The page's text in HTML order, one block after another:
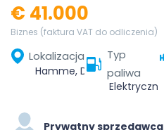
€ 41.000
Biznes (faktura VAT do odliczenia)
Lokalizacja
Hamme, Dendermonde, Oost-Vlaanderen, Vlaanderen, 9220, België
Typ
paliwa
Elektryczny
Prywatny sprzedawca